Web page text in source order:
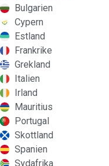
Bulgarien
Cypern
Estland
Frankrike
Grekland
Italien
Irland
Mauritius
Portugal
Skottland
Spanien
Sydafrika